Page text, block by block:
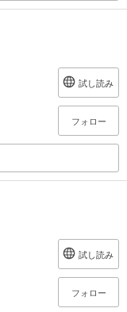
試し読み
フォロー
試し読み
フォロー